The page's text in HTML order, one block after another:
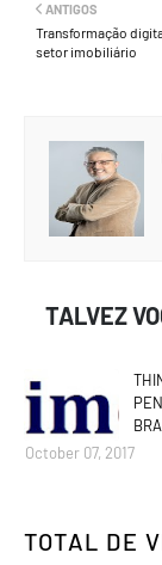
ANTIGOS
Transformação
setor imobiliário
TALVEZ
October 07, 2017
TOTAL DE